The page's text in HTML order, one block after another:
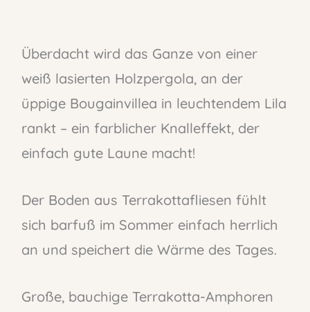
Überdacht wird das Ganze von einer
weiß lasierten Holzpergola, an der
üppige Bougainvillea in leuchtendem Lila
rankt – ein farblicher Knalleffekt, der
einfach gute Laune macht!
Der Boden aus Terrakottafliesen fühlt
sich barfuß im Sommer einfach herrlich
an und speichert die Wärme des Tages.
Große, bauchige Terrakotta-Amphoren